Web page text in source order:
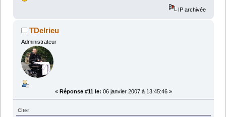
IP archivée
TDelrieu
Administrateur
« Réponse #11 le: 06 janvier 2007 à 13:45:46 »
Citer